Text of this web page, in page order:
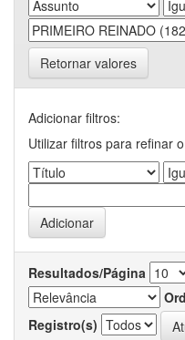
Retornar valores
Adicionar filtros:
Utilizar filtros para refinar
Resultados/Página
Registro(s)